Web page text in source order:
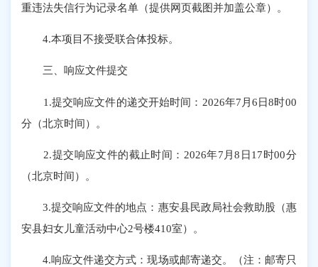
重违法失信行为记录名单（提供网页截图并加盖公章）。
4.本项目不接受联合体投标。
三、响应文件提交
1.提交响应文件的递交开始时间：2026年7月6日8时00
分（北京时间）。
2.提交响应文件的截止时间：2026年7月8日17时00分
（北京时间）。
3.提交响应文件的地点：惠安县民政局社会救助股（惠
安县妇女儿童活动中心2号楼410室）。
4.响应文件递交方式：现场或邮寄递交。（注：邮寄只